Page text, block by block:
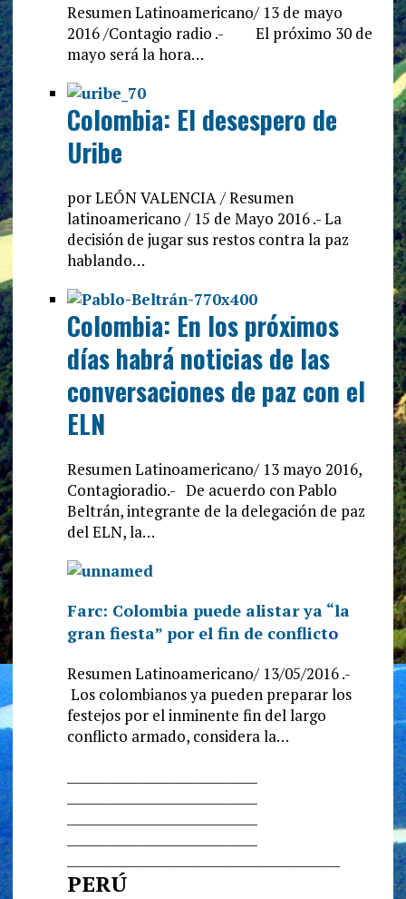
Resumen Latinoamericano/ 13 de mayo
2016 /Contagio radio .- El próximo 30 de
mayo será la hora…
Colombia: El desespero de
Uribe
por LEÓN VALENCIA / Resumen
latinoamericano / 15 de Mayo 2016 .- La
decisión de jugar sus restos contra la paz
hablando…
Colombia: En los próximos
días habrá noticias de las
conversaciones de paz con el
ELN
Resumen Latinoamericano/ 13 mayo 2016,
Contagioradio.- De acuerdo con Pablo
Beltrán, integrante de la delegación de paz
del ELN, la…
Farc: Colombia puede alistar ya “la
gran fiesta” por el fin de conflicto
Resumen Latinoamericano/ 13/05/2016 .-
Los colombianos ya pueden preparar los
festejos por el inminente fin del largo
conflicto armado, considera la…
PERÚ